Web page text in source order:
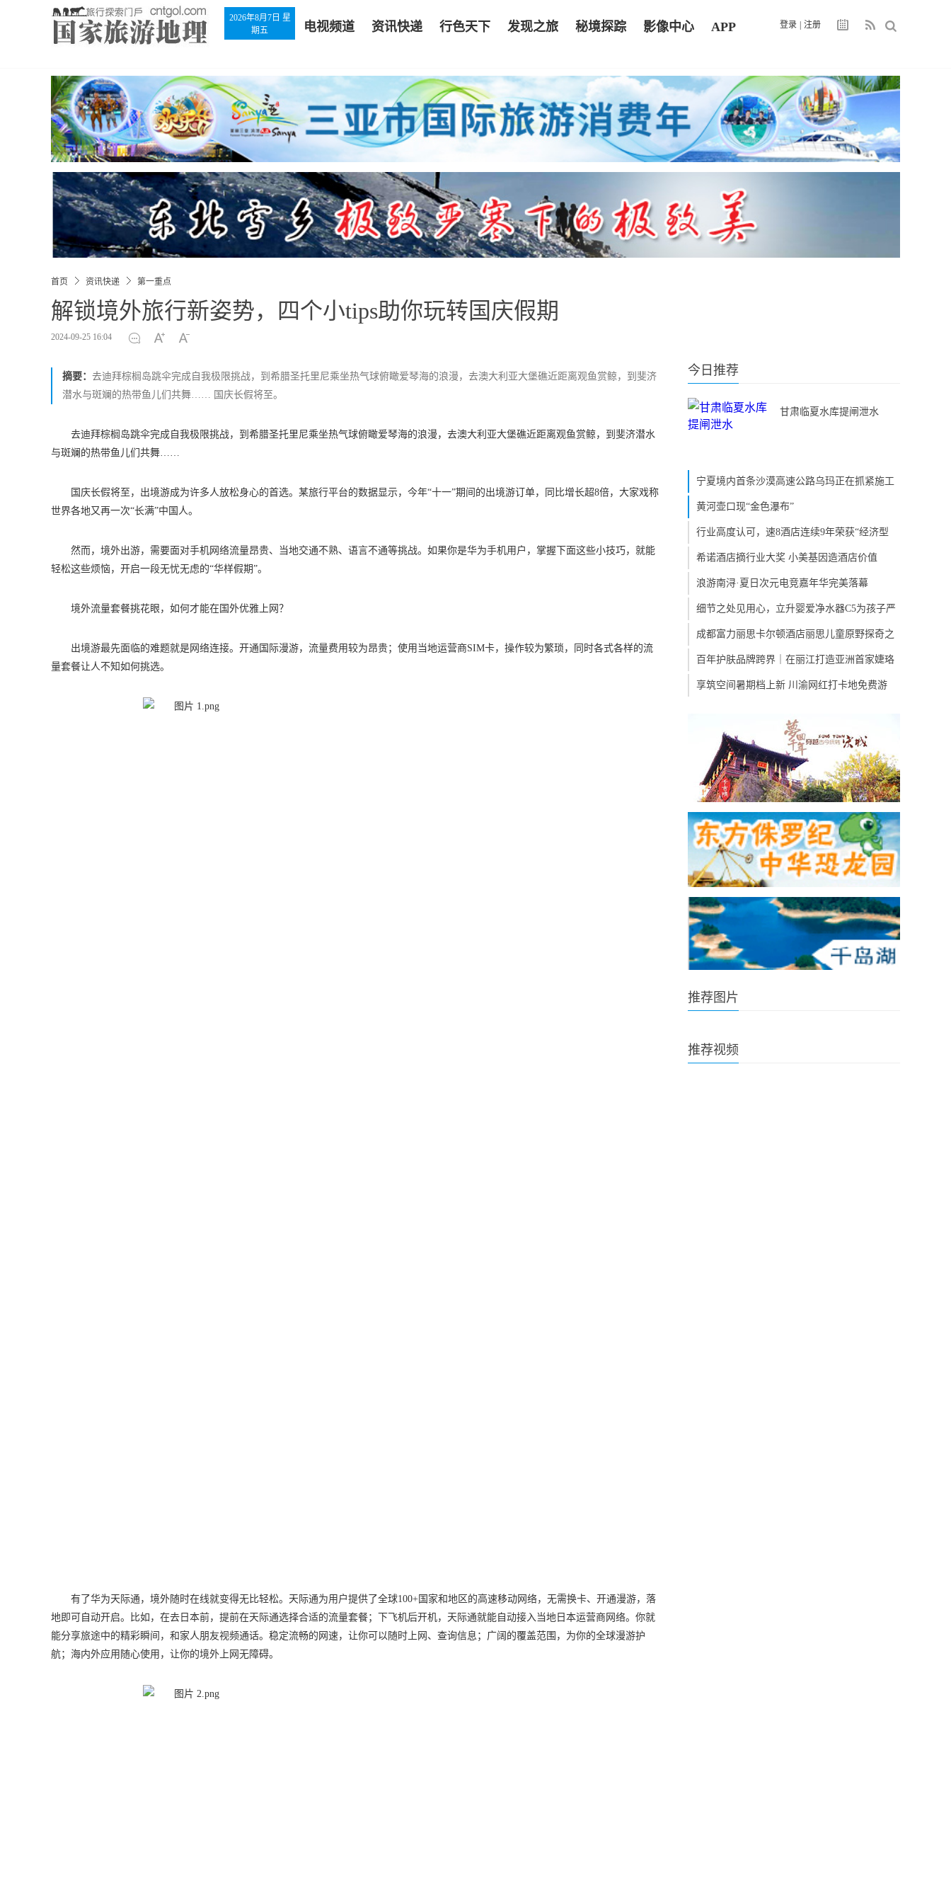
登录 注册
2026年8月7日 星
期五
电视频道 资讯快递 行色天下 发现之旅 秘境探踪 影像中心 APP
首页 资讯快递 第一重点
解锁境外旅行新姿势，四个小tips助你玩转国庆假期
2024-09-25 16:04
摘要： 去迪拜棕榈岛跳伞完成自我极限挑战，到希腊圣托里尼乘坐热气球俯瞰爱琴海的浪漫，去澳大利亚大堡礁近距离观鱼赏鲸，到斐济
潜水与斑斓的热带鱼儿们共舞…… 国庆长假将至。
去迪拜棕榈岛跳伞完成自我极限挑战，到希腊圣托里尼乘坐热气球俯瞰爱琴海的浪漫，去澳大利亚大堡礁近距离观鱼赏鲸，到斐济潜水
与斑斓的热带鱼儿们共舞……
国庆长假将至，出境游成为许多人放松身心的首选。某旅行平台的数据显示，今年“十一”期间的出境游订单，同比增长超8倍，大家戏称
世界各地又再一次“长满”中国人。
然而，境外出游，需要面对手机网络流量昂贵、当地交通不熟、语言不通等挑战。如果你是华为手机用户，掌握下面这些小技巧，就能
轻松这些烦恼，开启一段无忧无虑的“华样假期”。
境外流量套餐挑花眼，如何才能在国外优雅上网？
出境游最先面临的难题就是网络连接。开通国际漫游，流量费用较为昂贵；使用当地运营商SIM卡，操作较为繁琐，同时各式各样的流
量套餐让人不知如何挑选。
有了华为天际通，境外随时在线就变得无比轻松。天际通为用户提供了全球100+国家和地区的高速移动网络，无需换卡、开通漫游，落
地即可自动开启。比如，在去日本前，提前在天际通选择合适的流量套餐；下飞机后开机，天际通就能自动接入当地日本运营商网络。你就
能分享旅途中的精彩瞬间，和家人朋友视频通话。稳定流畅的网速，让你可以随时上网、查询信息；广阔的覆盖范围，为你的全球漫游护
航；海内外应用随心使用，让你的境外上网无障碍。
今日推荐
甘肃临夏水库提闸泄水
宁夏境内首条沙漠高速公路乌玛正在抓紧施工
黄河壶口现“金色瀑布”
行业高度认可，速8酒店连续9年荣获“经济型
希诺酒店摘行业大奖 小美基因造酒店价值
浪游南浔·夏日次元电竞嘉年华完美落幕
细节之处见用心，立升婴爱净水器C5为孩子严
成都富力丽思卡尔顿酒店丽思儿童原野探奇之
百年护肤品牌跨界｜在丽江打造亚洲首家婕珞
享筑空间暑期档上新 川渝网红打卡地免费游
推荐图片
推荐视频